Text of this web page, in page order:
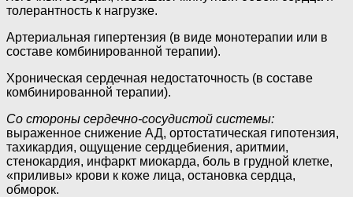
толерантность к нагрузке.
Артериальная гипертензия (в виде монотерапии или в
составе комбинированной терапии).
Хроническая сердечная недостаточность (в составе
комбинированной терапии).
Со стороны сердечно-сосудистой системы:
выраженное снижение АД, ортостатическая гипотензия,
тахикардия, ощущение сердцебиения, аритмии,
стенокардия, инфаркт миокарда, боль в грудной клетке,
«приливы» крови к коже лица, остановка сердца,
обморок.